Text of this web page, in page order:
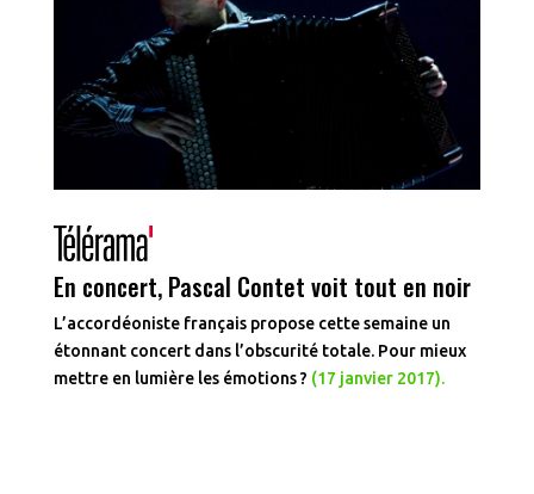
En concert, Pascal Contet voit tout en noir
L’accordéoniste français propose cette semaine un
étonnant concert dans l’obscurité totale. Pour mieux
mettre en lumière les émotions ? (17 janvier 2017).